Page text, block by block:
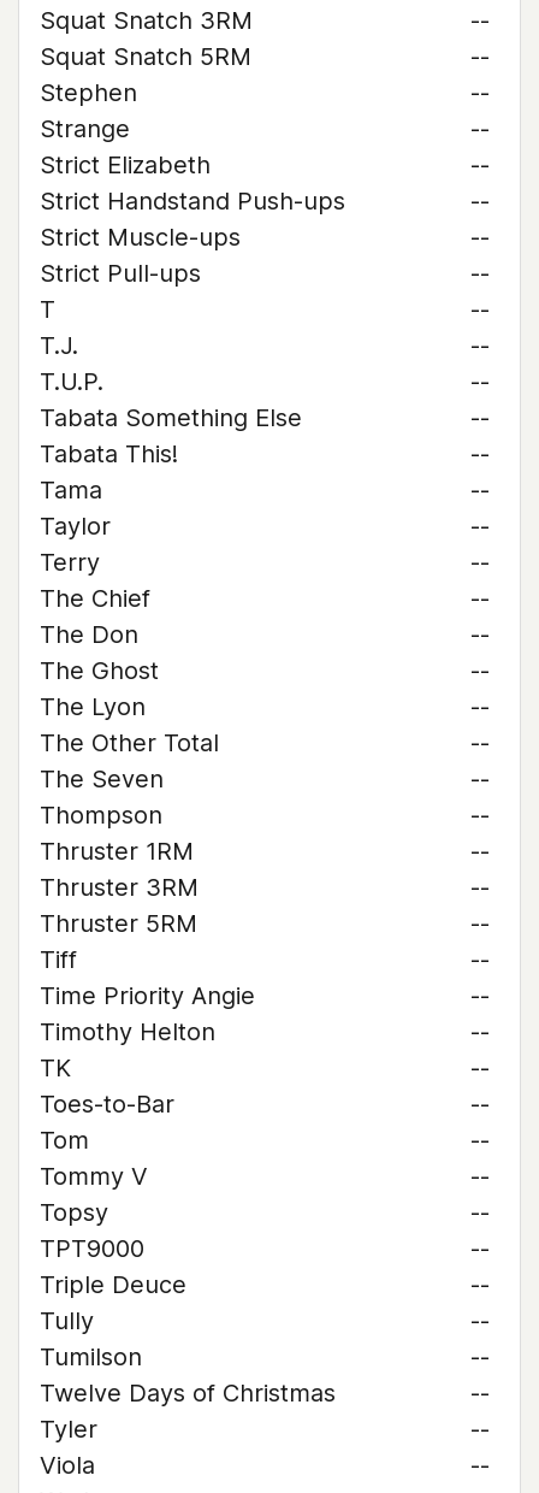
Squat Snatch 3RM
--
Squat Snatch 5RM
--
Stephen
--
Strange
--
Strict Elizabeth
--
Strict Handstand Push-ups
--
Strict Muscle-ups
--
Strict Pull-ups
--
T
--
T.J.
--
T.U.P.
--
Tabata Something Else
--
Tabata This!
--
Tama
--
Taylor
--
Terry
--
The Chief
--
The Don
--
The Ghost
--
The Lyon
--
The Other Total
--
The Seven
--
Thompson
--
Thruster 1RM
--
Thruster 3RM
--
Thruster 5RM
--
Tiff
--
Time Priority Angie
--
Timothy Helton
--
TK
--
Toes-to-Bar
--
Tom
--
Tommy V
--
Topsy
--
TPT9000
--
Triple Deuce
--
Tully
--
Tumilson
--
Twelve Days of Christmas
--
Tyler
--
Viola
--